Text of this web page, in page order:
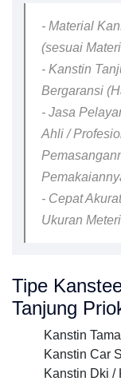
- Material
(sesuai
- Kanstin
Bergaransi
- Jasa
Ahli /
- Cepat
Ukuran
Tipe
Tanjung
Kanstin
Kanstin Car
Kanstin Dki /